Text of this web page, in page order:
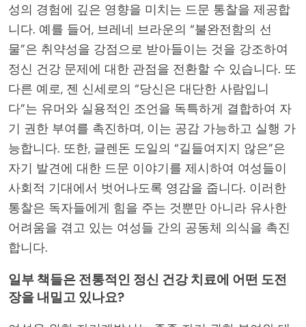
성의 경험에 깊은 영향을 미치는 드문 통찰을 제공합
니다. 예를 들어, 브레네 브라운의 “불완전함의 선
물”은 취약성을 강점으로 받아들이는 것을 강조하여
정신 건강 문제에 대한 관점을 전환할 수 있습니다. 또
다른 예로, 젠 신세로의 “당신은 대단한 사람입니
다”는 유머와 실용적인 조언을 독특하게 결합하여 자
기 권한 부여를 촉진하며, 이는 공감 가능하고 실행 가
능합니다. 또한, 글렌돈 도일의 “길들여지지 않은”은
자기 발견에 대한 드문 이야기를 제시하여 여성들이
사회적 기대에서 벗어나도록 영감을 줍니다. 이러한
통찰은 독자들에게 힘을 주는 것뿐만 아니라 유사한
어려움을 겪고 있는 여성들 간의 공동체 의식을 촉진
합니다.
일부 책들은 전통적인 정신 건강 치료에 어떤 도전
장을 내밀고 있나요?